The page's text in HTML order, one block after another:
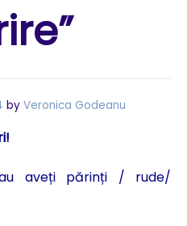
by Veronica Godeanu
aveți părinți / rude/